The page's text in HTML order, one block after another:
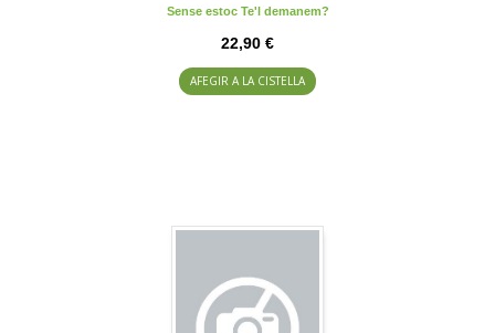
Sense estoc Te'l demanem?
22,90 €
AFEGIR A LA CISTELLA